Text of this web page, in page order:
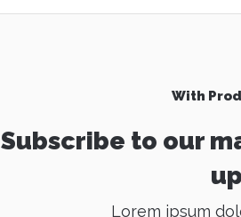
With
Subscribe to our
Lorem ipsum